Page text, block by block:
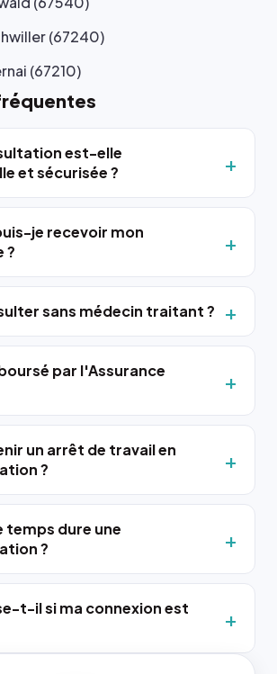
(67240)
(67210)
est-elle
et sécurisée ?
je recevoir mon
?
sans médecin traitant ?
par l'Assurance
un arrêt de travail en
?
temps dure une
?
t-il si ma connexion est